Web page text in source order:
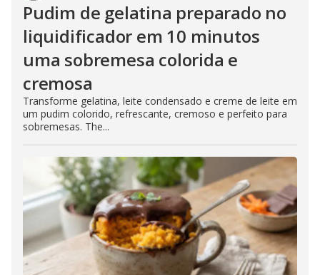
Pudim de gelatina preparado no
liquidificador em 10 minutos
uma sobremesa colorida e
cremosa
Transforme gelatina, leite condensado e creme de leite em
um pudim colorido, refrescante, cremoso e perfeito para
sobremesas. The...